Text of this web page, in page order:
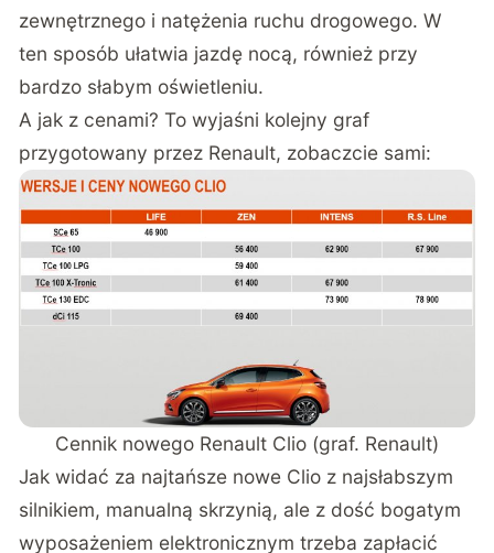
zewnętrznego i natężenia ruchu drogowego. W
ten sposób ułatwia jazdę nocą, również przy
bardzo słabym oświetleniu.
A jak z cenami? To wyjaśni kolejny graf
przygotowany przez Renault, zobaczcie sami:
Cennik nowego Renault Clio (graf. Renault)
Jak widać za najtańsze nowe Clio z najsłabszym
silnikiem, manualną skrzynią, ale z dość bogatym
wyposażeniem elektronicznym trzeba zapłacić